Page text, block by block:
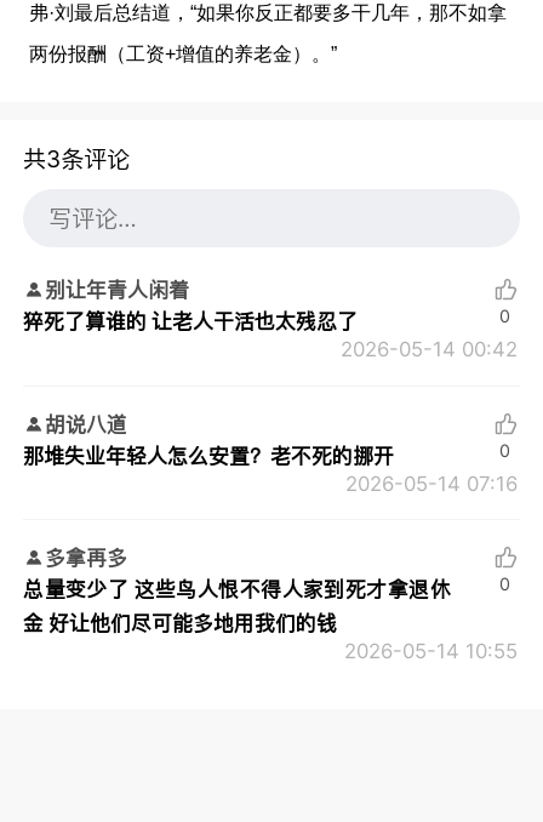
弗·刘最后总结道，“如果你反正都要多干几年，那不如拿
两份报酬（工资+增值的养老金）。”
共3条评论
别让年青人闲着
猝死了算谁的 让老人干活也太残忍了
2026-05-14 00:42
0
胡说八道
那堆失业年轻人怎么安置？老不死的挪开
2026-05-14 07:16
0
多拿再多
总量变少了 这些鸟人恨不得人家到死才拿退休
金 好让他们尽可能多地用我们的钱
2026-05-14 10:55
0